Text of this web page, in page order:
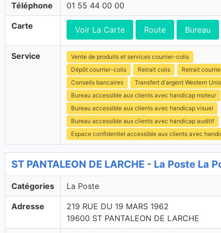
Téléphone 01 55 44 00 00
Carte Voir La Carte Route Bureau
Service
Vente de produits et services courrier-colis
Dépôt courrier-colis
Retrait colis
Retrait
Conseils bancaires
Transfert d'argent Western
Bureau accessible aux clients avec handicap moteur
Bureau accessible aux clients avec handicap visuel
Bureau accessible aux clients avec handicap auditif
Espace confidentiel accessible aux clients avec
ST PANTALEON DE LARCHE - La Poste La
Catégories La Poste
Adresse
219 RUE DU 19 MARS 1962
19600 ST PANTALEON DE LARCHE